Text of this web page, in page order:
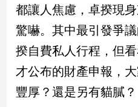
岸/
國
際
社
地
方
都讓人焦慮，卓揆現
驚嚇。其中最引發爭
揆自費私人行程，但
才公布的財產申報，
豐厚？還是另有貓膩？